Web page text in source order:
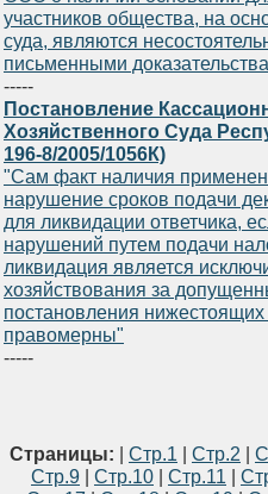
участников общества, на
суда, являются
письменными
-----
Постановление
Хозяйственного Суда
196-8/2005/1056К)
"Сам факт наличия
нарушение сроков подачи
для ликвидации ответчика,
нарушений путем подачи
ликвидация является
хозяйствования за
постановления
правомерны"
-----
Страницы: | Стр.1 | Стр.2 |
Стр.9 | Стр.10 | Стр.11 |